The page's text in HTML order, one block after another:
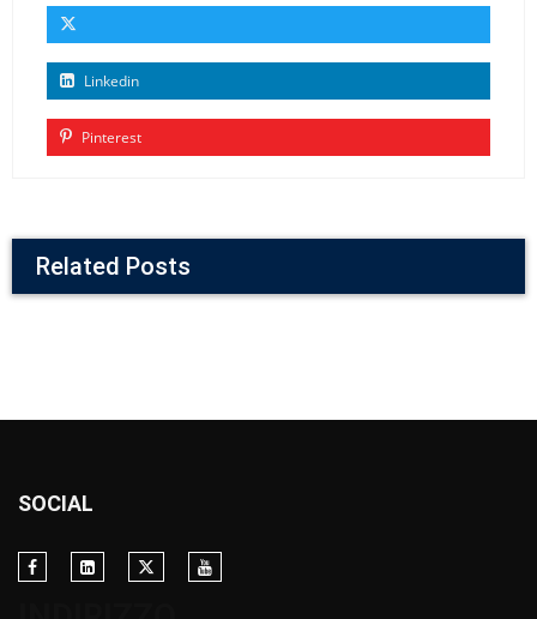
Linkedin
Pinterest
Related Posts
SOCIAL